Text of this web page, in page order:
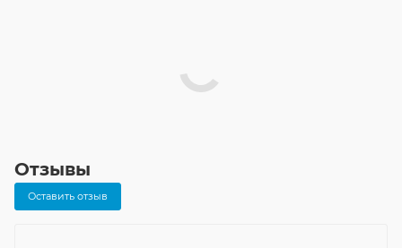
Отзывы
Оставить отзыв